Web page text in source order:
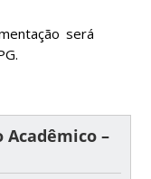
será
Acadêmico –